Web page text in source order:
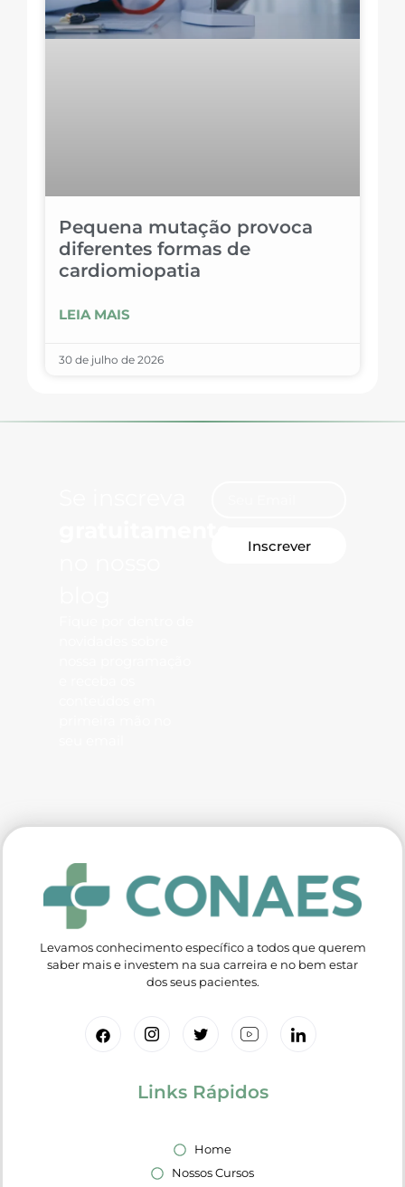
Pequena mutação provoca
diferentes formas de
cardiomiopatia
LEIA MAIS
30 de julho de 2026
Inscrever
Levamos conhecimento específico a todos que querem
saber mais e investem na sua carreira e no bem estar
dos seus pacientes.
Links Rápidos
Home
Nossos Cursos